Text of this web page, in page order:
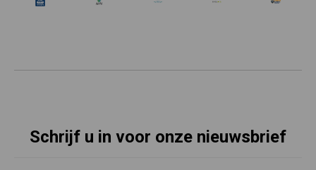
Schrijf u in voor onze nieuwsbrief